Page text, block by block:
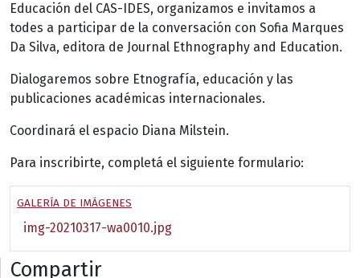
Educación del CAS-IDES, organizamos e invitamos a
todes a participar de la conversación con Sofia Marques
Da Silva, editora de Journal Ethnography and Education.
Dialogaremos sobre Etnografía, educación y las
publicaciones académicas internacionales.
Coordinará el espacio Diana Milstein.
Para inscribirte, completá el siguiente formulario:
GALERÍA DE IMÁGENES
img-20210317-wa0010.jpg
Compartir